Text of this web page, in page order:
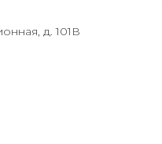
д. 101В